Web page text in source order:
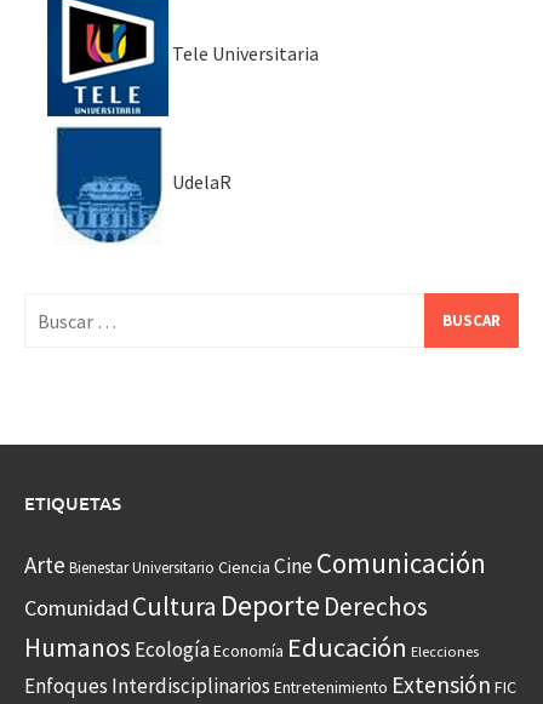
Tele Universitaria
UdelaR
ETIQUETAS
Arte Bienestar Universitario Ciencia CineComunicación
Comunidad Cultura Deporte Derechos
Humanos EcologíaEconomía Educación Elecciones
Enfoques Interdisciplinarios Entretenimiento Extensión FIC